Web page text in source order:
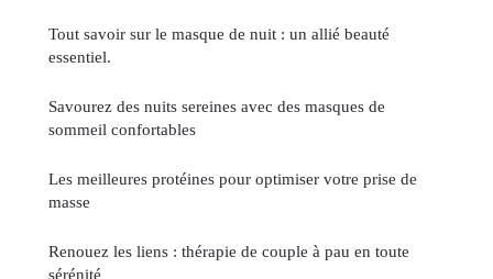
Tout savoir sur le masque de nuit : un allié beauté
essentiel.
Savourez des nuits sereines avec des masques de
sommeil confortables
Les meilleures protéines pour optimiser votre prise de
masse
Renouez les liens : thérapie de couple à pau en toute
sérénité